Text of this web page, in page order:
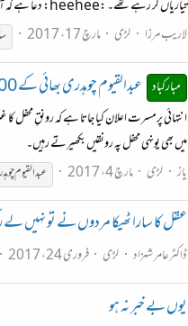
تیاریاں کر رہے تھے۔ :heehee: دعا ہے کہ آپ اپنے پیاروں...
لاریب مرزا
لڑی مارچ 17، 2017
مبارکباد عبدالقیوم چوہدری بھائی کے 11000 مراسلے
میں بھی یونہی محفل پہ رونقیں بکھیرتے رہیں۔
یاز لڑی مارچ 4، 2017 عبدالقیوم
عقل کا سارا ٹھیکا مردوں نے تو نہیں
ڈاکٹرعامر شہزاد لڑی فروری 24، 2017
یوں بے خبر نہ ہو